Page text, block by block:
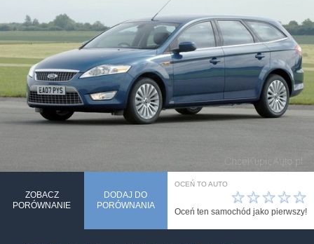
ZOBACZ
PORÓWNANIE
DODAJ DO
PORÓWNANIA
OCEŃ TO AUTO
☆
☆
☆
☆
☆
Oceń ten samochód jako pierwszy!